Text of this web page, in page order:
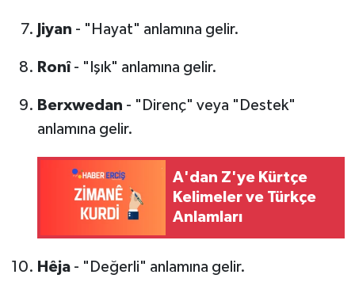
Jiyan - "Hayat" anlamına gelir.
Ronî- "Işık" anlamına gelir.
Berxwedan - "Direnç" veya "Destek"
anlamına gelir.
A'dan Z'ye Kürtçe
Kelimeler ve Türkçe
Anlamları
Hêja- "Değerli" anlamına gelir.